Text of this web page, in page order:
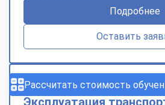
Рассчитать стоимость
Подробнее
Оставить
Есть учебный план
Эксплуатация